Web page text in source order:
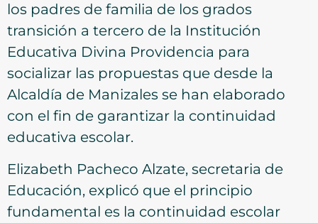
los padres de familia de los grados
transición a tercero de la Institución
Educativa Divina Providencia para
socializar las propuestas que desde la
Alcaldía de Manizales se han elaborado
con el fin de garantizar la continuidad
educativa escolar.
Elizabeth Pacheco Alzate, secretaria de
Educación, explicó que el principio
fundamental es la continuidad escolar